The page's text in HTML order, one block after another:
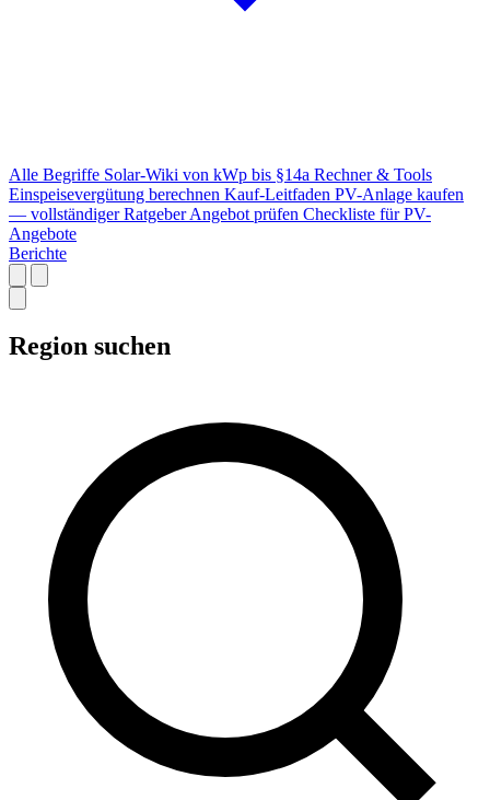
Alle Begriffe Solar-Wiki von kWp bis §14a Rechner & Tools
Einspeisevergütung berechnen Kauf-Leitfaden PV-Anlage kaufen
— vollständiger Ratgeber Angebot prüfen Checkliste für PV-
Angebote
Berichte
Region suchen